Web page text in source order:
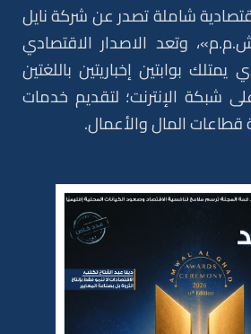
شاملة تصدر عن شركة نايل
وتعد الاصدار الاقتصادي
بوابتين إخباريتين باللغتين
على شبكة الإنترنت؛ لتقديم خدمات
قطاعات المال والأعمال.